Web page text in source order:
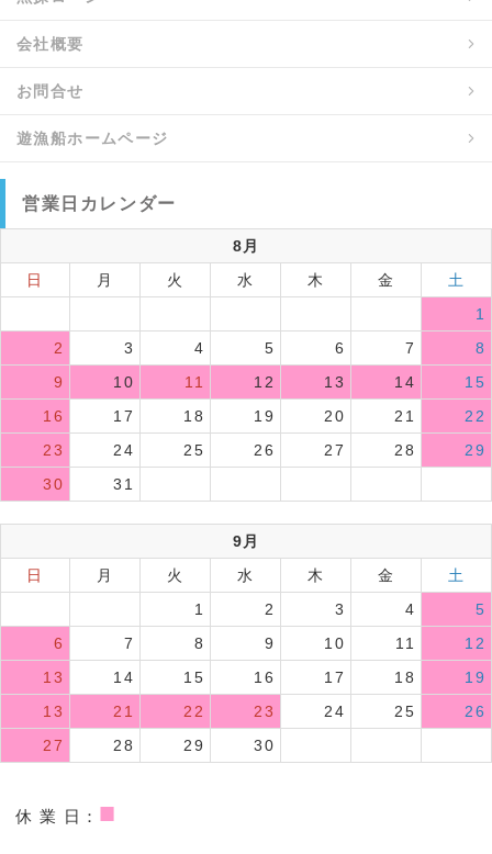
会社概要
お問合せ
遊漁船ホームページ
営業日カレンダー
8月
日
月 火 水 木 金
土
1
2
3 4 5 6 7
8
9
10 11 12 13 14
15
16
17 18 19 20 21
22
23
24 25 26 27 28
29
30
31
9月
日
月 火 水 木 金
土
1
2 3 4
5
6
7 8 9 10 11
12
13
14 15 16 17 18
19
13
21 22 23 24 25
26
27
28 29 30
休 業 日： ■